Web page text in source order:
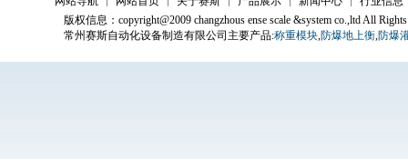
版权信息：copyright@2009 changzhous ense scale &system co.,ltd All Rights
常州赛斯自动化设备制造有限公司主要产品:称重模块,防爆地上衡,防爆